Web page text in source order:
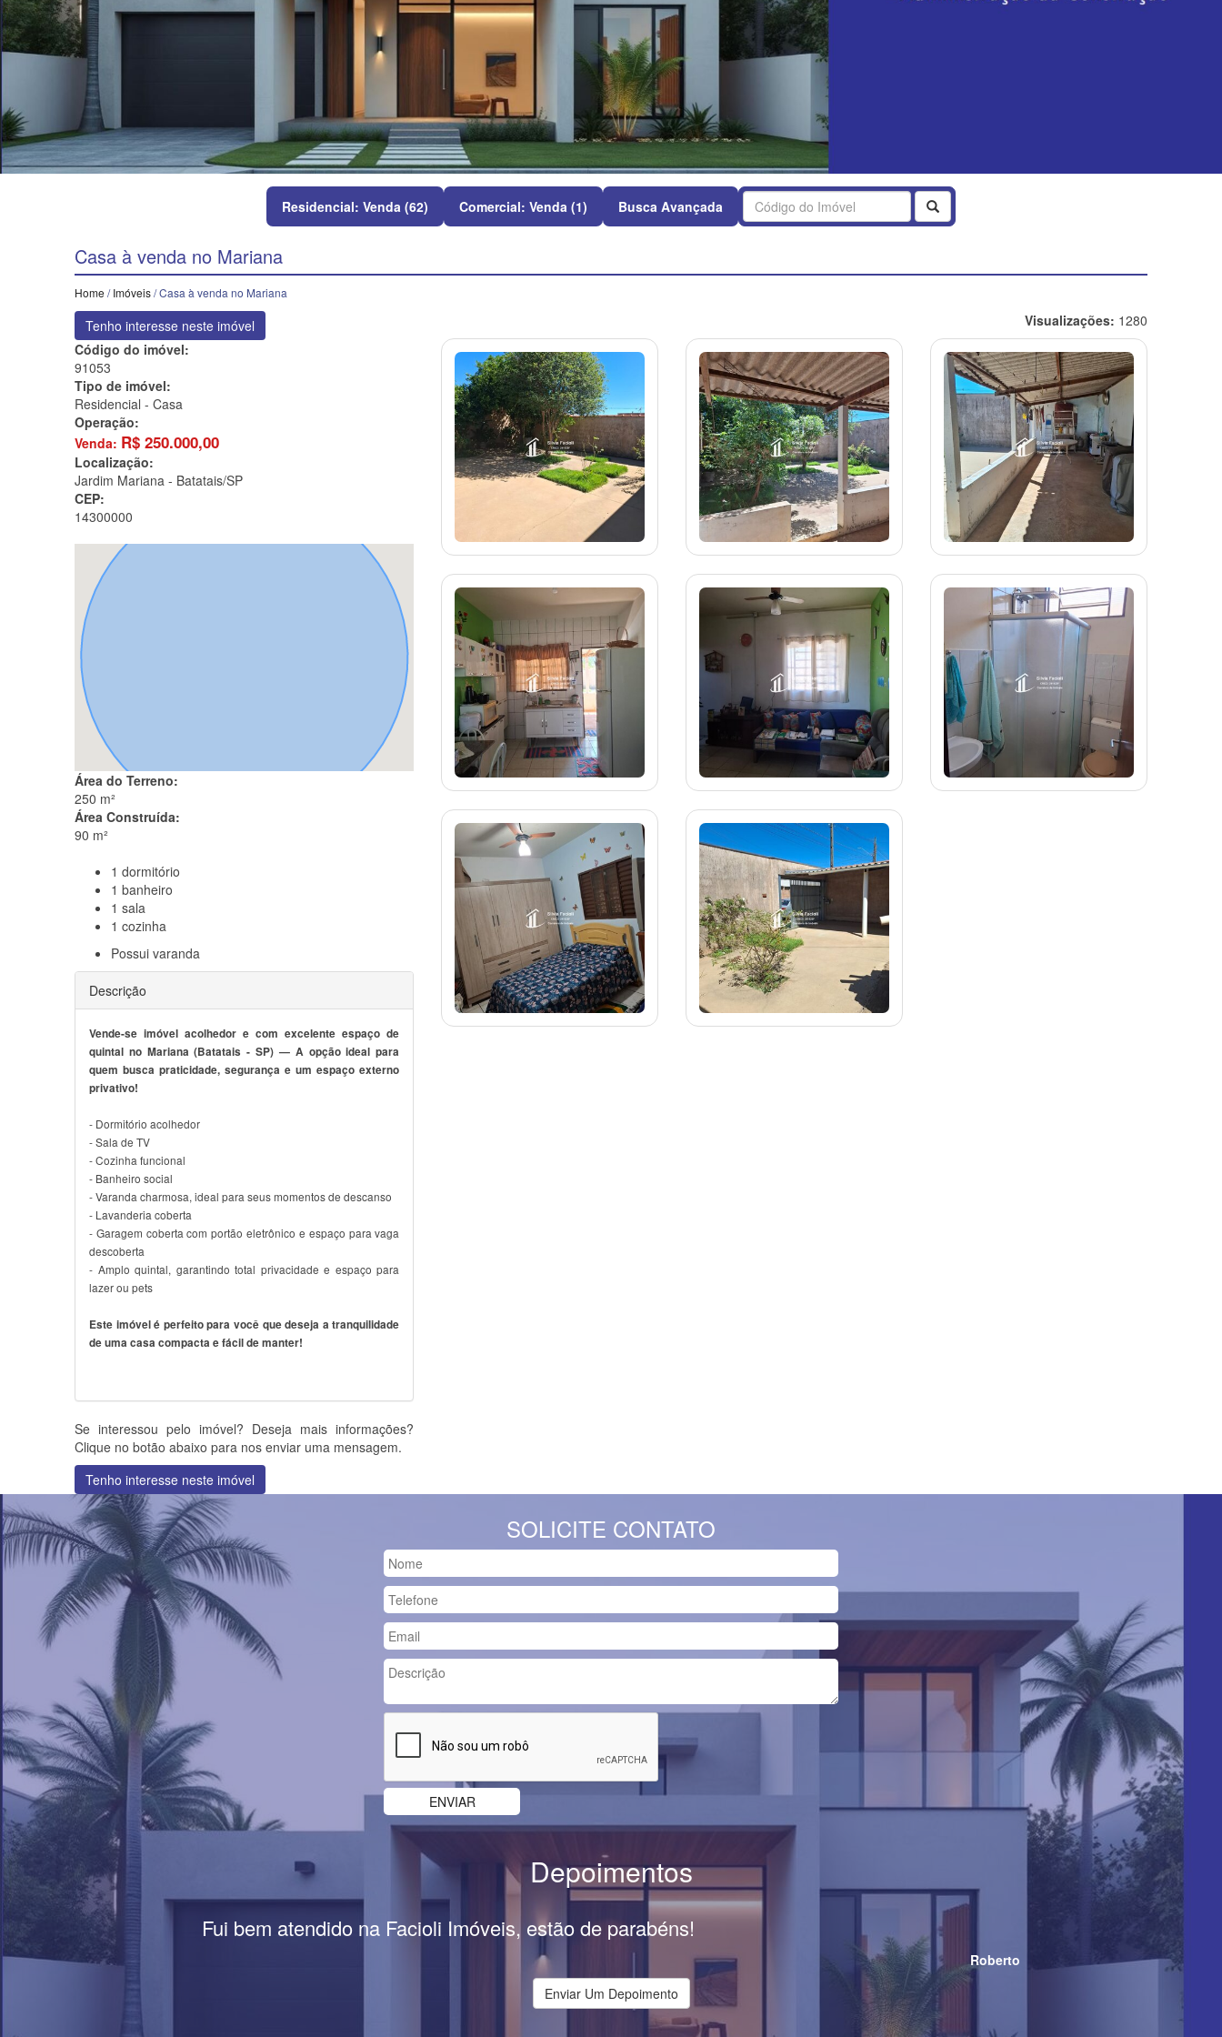
Residencial: Venda (62) Comercial: Venda (1) Busca Avançada Buscar
Casa à venda no Mariana
Home /Imóveis/ Casa à venda no Mariana
Tenho interesse neste imóvel
Código do imóvel:
91053
Tipo de imóvel:
Residencial - Casa
Operação:
Venda: R$ 250.000,00
Localização:
Jardim Mariana - Batatais/SP
CEP:
14300000
Área do Terreno:
250 m²
Área Construída:
90 m²
1 dormitório
1 banheiro
1 sala
1 cozinha
Possui varanda
Descrição
Vende-se imóvel acolhedor e com excelente espaço de
quintal no Mariana (Batatais - SP) — A opção ideal para
quem busca praticidade, segurança e um espaço externo
privativo!
- Dormitório acolhedor
- Sala de TV
- Cozinha funcional
- Banheiro social
- Varanda charmosa, ideal para seus momentos de descanso
- Lavanderia coberta
- Garagem coberta com portão eletrônico e espaço para vaga
descoberta
- Amplo quintal, garantindo total privacidade e espaço para
lazer ou pets
Este imóvel é perfeito para você que deseja a tranquilidade
de uma casa compacta e fácil de manter!
Se interessou pelo imóvel? Deseja mais informações?
Clique no botão abaixo para nos enviar uma mensagem.
Tenho interesse neste imóvel
Visualizações: 1280
SOLICITE CONTATO
Depoimentos
Fui bem atendido na Facioli Imóveis, estão de parabéns!
Roberto
Enviar Um Depoimento